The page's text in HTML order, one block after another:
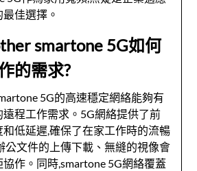
佳選擇。
smartone 5G如何
的需求?
5G的高速穩定網絡能夠有
程工作需求。5G網絡提供了前
低延遲,確保了在家工作時的流暢
公文件的上傳下載、無縫的視像會
作。同時,smartone 5G網絡覆蓋